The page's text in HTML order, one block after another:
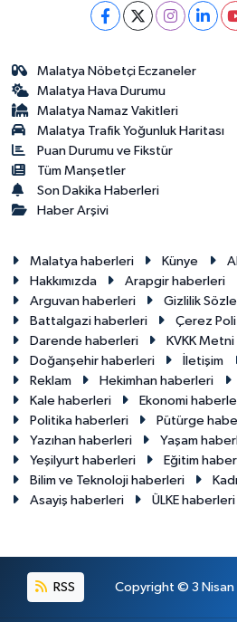
Malatya Nöbetçi Eczaneler
Malatya Hava Durumu
Malatya Namaz Vakitleri
Malatya Trafik Yoğunluk Haritası
Puan Durumu ve Fikstür
Tüm Manşetler
Son Dakika Haberleri
Haber Arşivi
Malatya haberleri Künye
Hakkımızda
Arapgir haberleri
Arguvan haberleri
Gizlilik
Battalgazi haberleri
Çerez
Darende haberleri
KVKK Metni
Doğanşehir haberleri
İletişim
Reklam
Hekimhan haberleri
Kale haberleri
Ekonomi
Politika haberleri
Pütürge
Yazıhan haberleri
Yaşam
Yeşilyurt haberleri
Eğitim
Bilim ve Teknoloji haberleri
Asayiş haberleri
ÜLKE haberleri
RSS Copyright © 3 Nisan